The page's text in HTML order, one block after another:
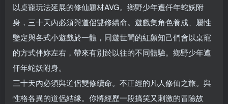
以桌寵玩法延展的修仙題材AVG。鄉野少年遭仟年蛇妖附
身，三十天內必須與道侶雙修續命。遊戲集角色養成、屬性
鑒定與各式小遊戲於一體，同遊世間的紅顏知己們會以桌寵
的方式伴妳左右，帶來有別於以往的不同體驗。鄉野少年遭
仟年蛇妖附身。
三十天內必須與道侶雙修續命。不正經的凡人修仙之旅。與
性格各異的道侶結緣。你將經歷一段搞笑又刺激的冒險故